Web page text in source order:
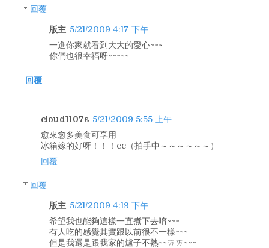
回覆
版主 5/21/2009 4:17 下午
一進你家就看到大大的愛心~~~
你們也很幸福呀~~~~~
回覆
cloud1107s 5/21/2009 5:55 上午
愈來愈多美食可享用
冰箱嫁的好呀！！！cc（拍手中～～～～～～）
回覆
回覆
版主 5/21/2009 4:19 下午
希望我也能夠這樣一直煮下去唷~~~
有人吃的感覺其實跟以前很不一樣~~~
但是我還是跟我家的爐子不熟~~ㄞㄞ~~~